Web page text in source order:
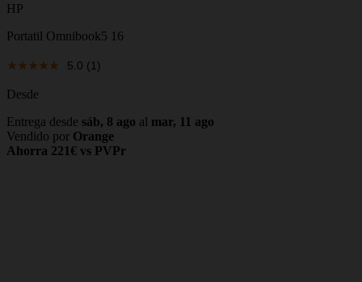
HP
Portatil Omnibook5 16
5.0 (1)
Desde
Entrega desde sáb, 8 ago al mar, 11 ago
Vendido por Orange
Ahorra 221€ vs PVPr